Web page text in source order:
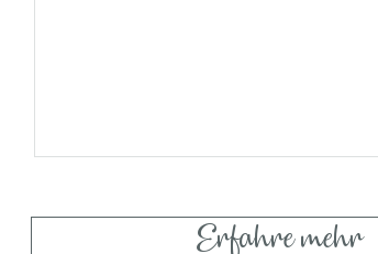
Erfahre mehr